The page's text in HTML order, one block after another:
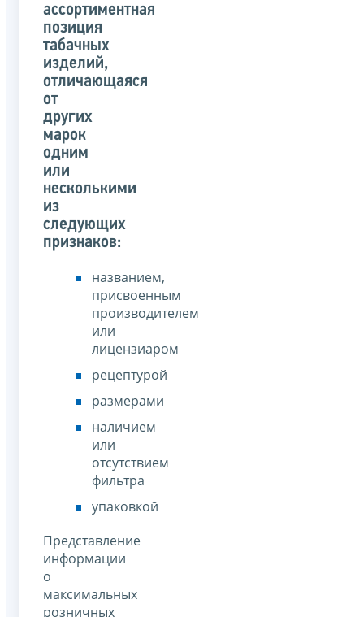
ассортиментная
позиция
табачных
изделий,
отличающаяся
от
других
марок
одним
или
несколькими
из
следующих
признаков:
названием,
присвоенным
производителем
или
лицензиаром
рецептурой
размерами
наличием
или
отсутствием
фильтра
упаковкой
Представление
информации
о
максимальных
розничных